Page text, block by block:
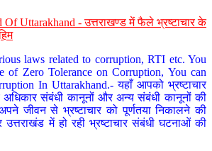
Uttarakhand - उत्तराखण्ड में फैले भ्रष्टाचार के
laws related to corruption, RTI etc. You
of Zero Tolerance on Corruption, You can
In Uttarakhand.- यहाँ आपको भ्रष्टाचार
अधिकार संबंधी कानूनों और अन्य संबंधी कानूनों की
जीवन से भ्रष्टाचार को पूर्णतया निकालने की
में हो रही भ्रष्टाचार संबंधी घटनाओं की